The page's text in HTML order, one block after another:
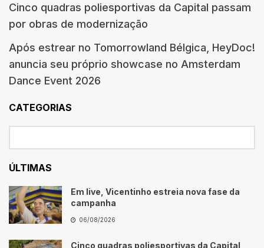
Cinco quadras poliesportivas da Capital passam
por obras de modernização
Após estrear no Tomorrowland Bélgica, HeyDoc!
anuncia seu próprio showcase no Amsterdam
Dance Event 2026
CATEGORIAS
ÚLTIMAS
Em live, Vicentinho estreia nova fase da
campanha
06/08/2026
Cinco quadras poliesportivas da Capital